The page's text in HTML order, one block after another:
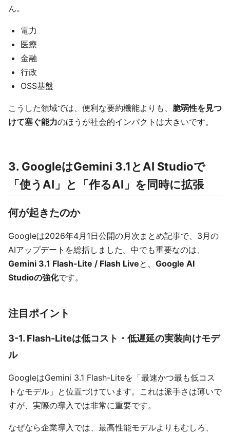
ん。
電力
医療
金融
行政
OSS基盤
こうした領域では、便利な要約機能よりも、 脆弱性を見つ
けて塞ぐ能力のほうが社会的インパクトは大きいです。
3. GoogleはGemini 3.1とAI Studioで
「使うAI」と「作るAI」を同時に拡張
何が起きたのか
Googleは2026年4月1日公開の月次まとめ記事で、3月の
AIアップデートを総括しました。中でも重要なのは、
Gemini 3.1 Flash-Lite / Flash Liveと、 Google AI
Studioの強化です。
注目ポイント
3-1. Flash-Liteは低コスト・低遅延の実装向けモデ
ル
GoogleはGemini 3.1 Flash-Liteを「最速かつ最も低コス
トなモデル」と位置づけています。これは派手さは薄いで
すが、実際の導入では非常に重要です。
なぜなら企業導入では、最高性能モデルよりもむしろ、